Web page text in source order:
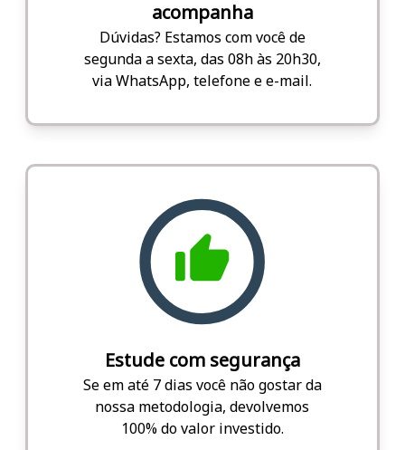
acompanha
Dúvidas? Estamos com você de
segunda a sexta, das 08h às 20h30,
via WhatsApp, telefone e e-mail.
Estude com segurança
Se em até 7 dias você não gostar da
nossa metodologia, devolvemos
100% do valor investido.